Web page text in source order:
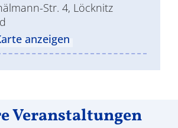
Str. 4, Löcknitz
anzeigen
Veranstaltungen